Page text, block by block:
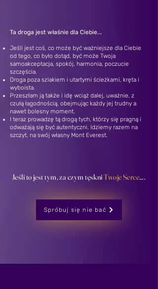
Ta droga jest właśnie dla Ciebie...
Jeśli jest coś, co może być ważniejsze dla Ciebie
od tego, co było dotąd, być może Twoja
samoakceptacja, spokój, harmonia, poczucie
szczęścia.
Droga poza szlakiem i utartymi ścieżkami, kręta i
wyboista.
Przeszłam ją także i idę wciąż dalej, uważnie, z
czułą łagodnością, obejmując każdy jej trudny a
nawet bolesny moment.
I teraz prowadzę tą drogą tych, którzy się pragną i
odważają się być autentyczni. Idziemy razem na
szczyt, na swój własny Mont Everest.
Jeśli to jest tym, za czym tęskniTwoje Serce….​
Spróbuj się nie bać